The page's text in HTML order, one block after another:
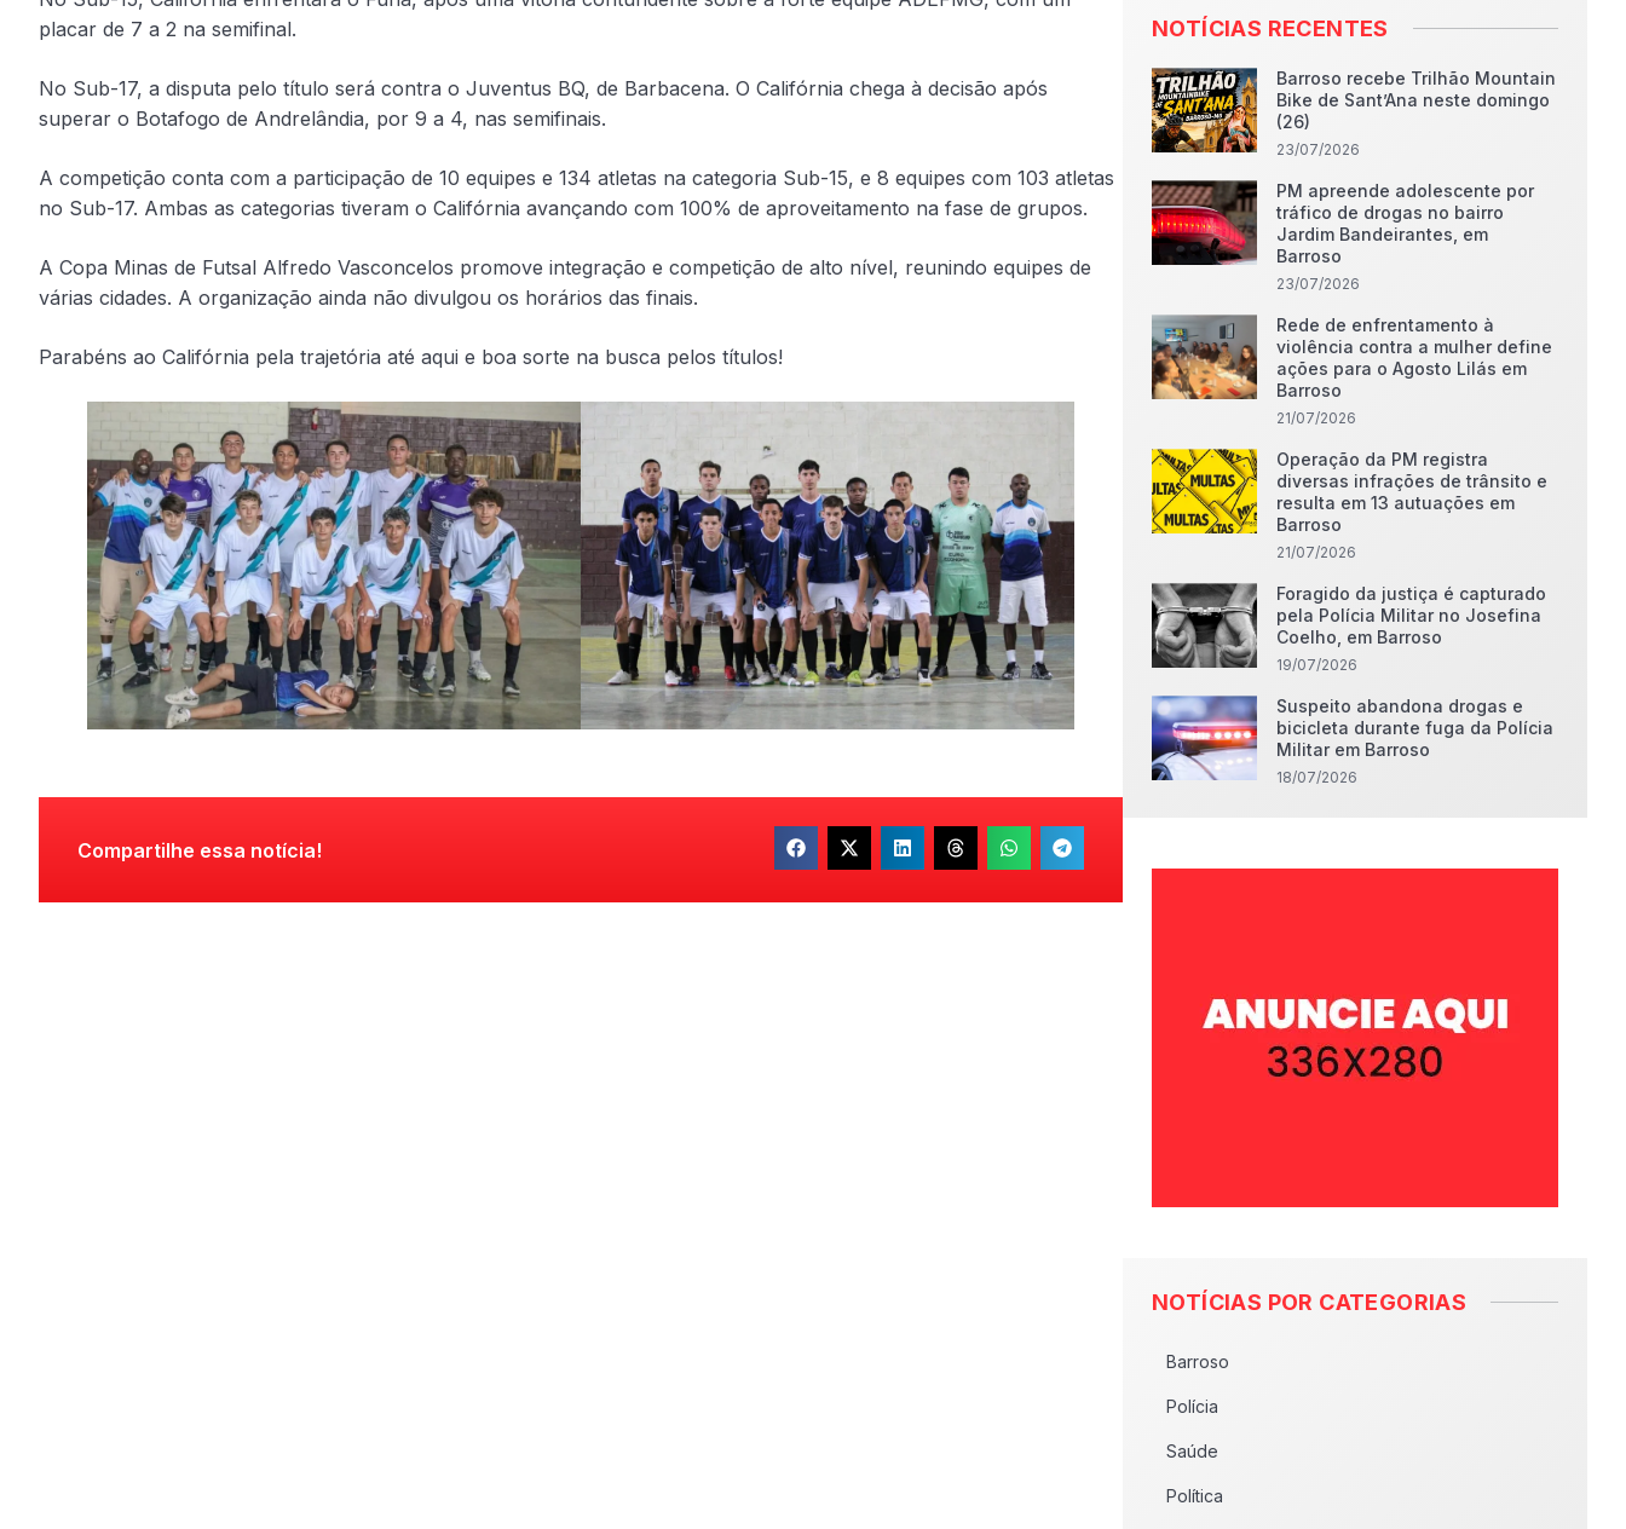
placar de 7 a 2 na semifinal.
No Sub-17, a disputa pelo título será contra o Juventus BQ, de Barbacena. O Califórnia chega à decisão após
superar o Botafogo de Andrelândia, por 9 a 4, nas semifinais.
A competição conta com a participação de 10 equipes e 134 atletas na categoria Sub-15, e 8 equipes com 103 atletas
no Sub-17. Ambas as categorias tiveram o Califórnia avançando com 100% de aproveitamento na fase de grupos.
A Copa Minas de Futsal Alfredo Vasconcelos promove integração e competição de alto nível, reunindo equipes de
várias cidades. A organização ainda não divulgou os horários das finais.
Parabéns ao Califórnia pela trajetória até aqui e boa sorte na busca pelos títulos!
Compartilhe essa notícia!
NOTÍCIAS RECENTES
Barroso recebe Trilhão Mountain
Bike de Sant’Ana neste domingo
(26)
23/07/2026
PM apreende adolescente por
tráfico de drogas no bairro
Jardim Bandeirantes, em
Barroso
23/07/2026
Rede de enfrentamento à
violência contra a mulher define
ações para o Agosto Lilás em
Barroso
21/07/2026
Operação da PM registra
diversas infrações de trânsito e
resulta em 13 autuações em
Barroso
21/07/2026
Foragido da justiça é capturado
pela Polícia Militar no Josefina
Coelho, em Barroso
19/07/2026
Suspeito abandona drogas e
bicicleta durante fuga da Polícia
Militar em Barroso
18/07/2026
NOTÍCIAS POR CATEGORIAS
Barroso
Polícia
Saúde
Política